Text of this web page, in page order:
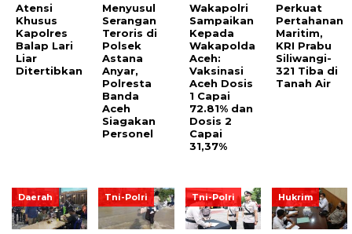
Atensi
Khusus
Kapolres
Balap Lari
Liar
Ditertibkan
Menyusul
Serangan
Teroris di
Polsek
Astana
Anyar,
Polresta
Banda
Aceh
Siagakan
Personel
Wakapolri
Sampaikan
Kepada
Wakapolda
Aceh:
Vaksinasi
Aceh Dosis
1 Capai
72.81% dan
Dosis 2
Capai
31,37%
Perkuat
Pertahanan
Maritim,
KRI Prabu
Siliwangi-
321 Tiba di
Tanah Air
Daerah Tni-Polri Tni-Polri Hukrim